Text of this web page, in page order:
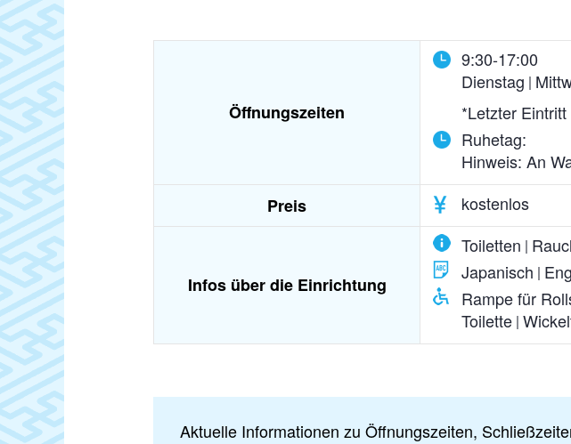
Öffnungszeiten
9:30-17:00
Dienstag
*Letzter
Ruhetag:
Hinweis: An
Preis
kostenlos
Infos über die Einrichtung
Toiletten
Japanisch
Rampe für
Toilette
Aktuelle Informationen zu Öffnungszeiten,